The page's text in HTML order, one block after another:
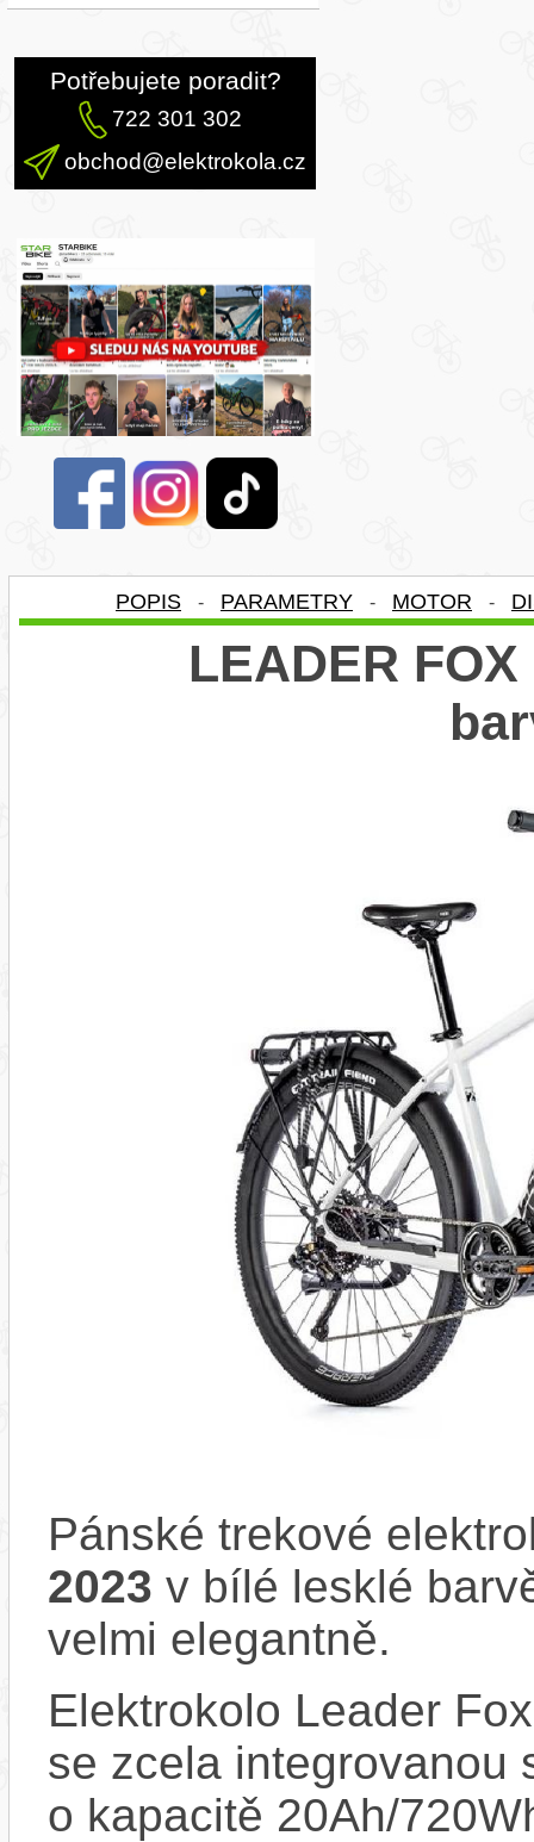
Potřebujete poradit?
722 301 302
obchod@elektrokola.cz
POPIS - PARAMETRY - MOTOR -
LEADER
Pánské trekové
2023 v bílé lesklé
velmi elegantně.
Elektrokolo Leader
se zcela integrovanou
o kapacitě 20Ah/